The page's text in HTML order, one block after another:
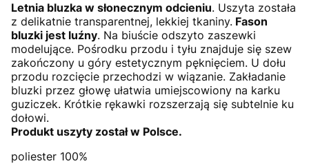
Letnia bluzka w słonecznym odcieniu. Uszyta została
z delikatnie transparentnej, lekkiej tkaniny. Fason
bluzki jest luźny. Na biuście odszyto zaszewki
modelujące. Pośrodku przodu i tyłu znajduje się szew
zakończony u góry estetycznym pęknięciem. U dołu
przodu rozcięcie przechodzi w wiązanie. Zakładanie
bluzki przez głowę ułatwia umiejscowiony na karku
guziczek. Krótkie rękawki rozszerzają się subtelnie ku
dołowi.
Produkt uszyty został w Polsce.
poliester 100%